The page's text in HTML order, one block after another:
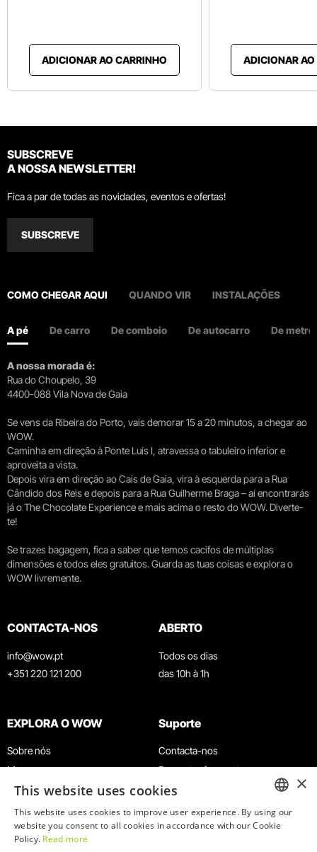
ADICIONAR AO CARRINHO ADICIONAR
SUBSCREVE
A NOSSA NEWSLETTER!
Fica a par de todas as novidades, eventos e ofertas!
SUBSCREVE
COMO CHEGAR AQUI QUANDO VIR INSTALAÇÕES
A pé De carro De comboio De autocarro De metro
A nossa morada é:
Rua do Choupelo, 39
4400-088 Vila Nova de Gaia
Se vens da Ribeira do Porto, vais demorar 15 a 20 minutos, a chegar ao
WOW.
Caminha em direção à Ponte Luís I, atravessa o tabuleiro inferior e
aproveita a vista.
Depois vira em direção ao Cais de Gaia, vira à esquerda para a Rua
Cândido dos Reis e depois para a Rua Guilherme Braga – aí encontrarás
já o The Chocolate Experience e mais acima o resto do WOW. Diverte-
te!
Se trazes bagagem, fica a saber que temos cacifos de múltiplas
dimensões e todos eles gratuitos. Guarda as tuas coisas e explora o
WOW livremente.
CONTACTA-NOS
info@wow.pt
+351 220 121 200
ABERTO
Todos os dias
das 10h à 1h
EXPLORA O WOW
Sobre nós
Museus
Agenda
Notícias
Restaurantes
Cartão WOW
Suporte
Contacta-nos
Perguntas frequentes
Termos e Condições
Política de privacidade e cookies
Trabalha connosco
ENGLISH
×
This website uses cookies
This website uses cookies to improve user experience. By using our
website you consent to all cookies in accordance with our Cookie
Policy. Read more